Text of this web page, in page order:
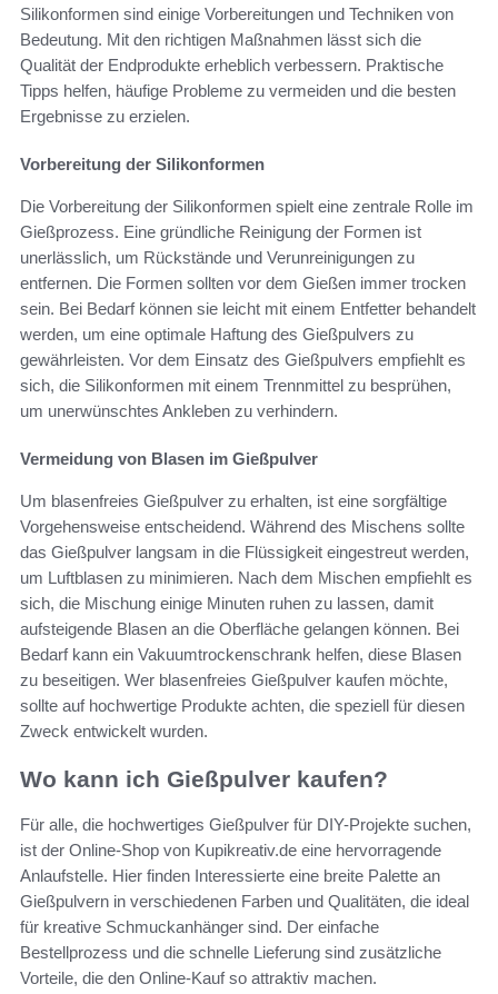
Silikonformen sind einige Vorbereitungen und Techniken von
Bedeutung. Mit den richtigen Maßnahmen lässt sich die
Qualität der Endprodukte erheblich verbessern. Praktische
Tipps helfen, häufige Probleme zu vermeiden und die besten
Ergebnisse zu erzielen.
Vorbereitung der Silikonformen
Die Vorbereitung der Silikonformen spielt eine zentrale Rolle im
Gießprozess. Eine gründliche Reinigung der Formen ist
unerlässlich, um Rückstände und Verunreinigungen zu
entfernen. Die Formen sollten vor dem Gießen immer trocken
sein. Bei Bedarf können sie leicht mit einem Entfetter behandelt
werden, um eine optimale Haftung des Gießpulvers zu
gewährleisten. Vor dem Einsatz des Gießpulvers empfiehlt es
sich, die Silikonformen mit einem Trennmittel zu besprühen,
um unerwünschtes Ankleben zu verhindern.
Vermeidung von Blasen im Gießpulver
Um blasenfreies Gießpulver zu erhalten, ist eine sorgfältige
Vorgehensweise entscheidend. Während des Mischens sollte
das Gießpulver langsam in die Flüssigkeit eingestreut werden,
um Luftblasen zu minimieren. Nach dem Mischen empfiehlt es
sich, die Mischung einige Minuten ruhen zu lassen, damit
aufsteigende Blasen an die Oberfläche gelangen können. Bei
Bedarf kann ein Vakuumtrockenschrank helfen, diese Blasen
zu beseitigen. Wer blasenfreies Gießpulver kaufen möchte,
sollte auf hochwertige Produkte achten, die speziell für diesen
Zweck entwickelt wurden.
Wo kann ich Gießpulver kaufen?
Für alle, die hochwertiges Gießpulver für DIY-Projekte suchen,
ist der Online-Shop von Kupikreativ.de eine hervorragende
Anlaufstelle. Hier finden Interessierte eine breite Palette an
Gießpulvern in verschiedenen Farben und Qualitäten, die ideal
für kreative Schmuckanhänger sind. Der einfache
Bestellprozess und die schnelle Lieferung sind zusätzliche
Vorteile, die den Online-Kauf so attraktiv machen.